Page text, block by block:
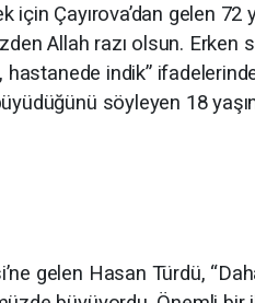
için Çayırova’dan gelen 72
Allah razı olsun. Erken
indik”
söyleyen 18
gelen Hasan Türdü,